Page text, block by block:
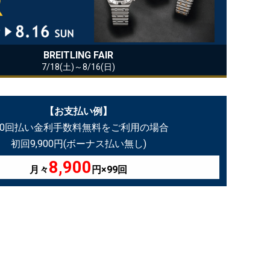
BREITLING FAIR
7/18(土)～8/16(日)
【お支払い例】
回払い金利手数料無料をご利用の場合
初回9,900円(ボーナス払い無し)
月々8,900 円×99回